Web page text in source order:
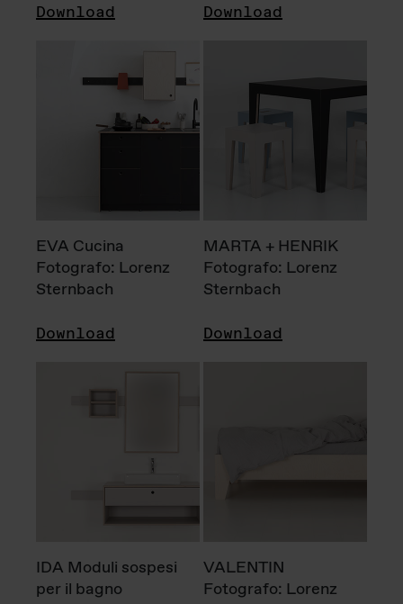
Download Download
EVA Cucina
Fotografo: Lorenz
Sternbach
Download
MARTA + HENRIK
Fotografo: Lorenz
Sternbach
Download
IDA Moduli sospesi
per il bagno
VALENTIN
Fotografo: Lorenz